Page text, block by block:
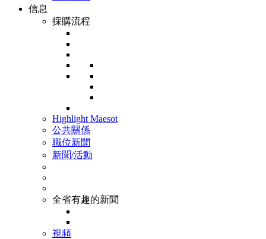
信息
採購流程
Highlight Maesot
公共關係
職位新聞
新聞/活動
全省有趣的新聞
視頻